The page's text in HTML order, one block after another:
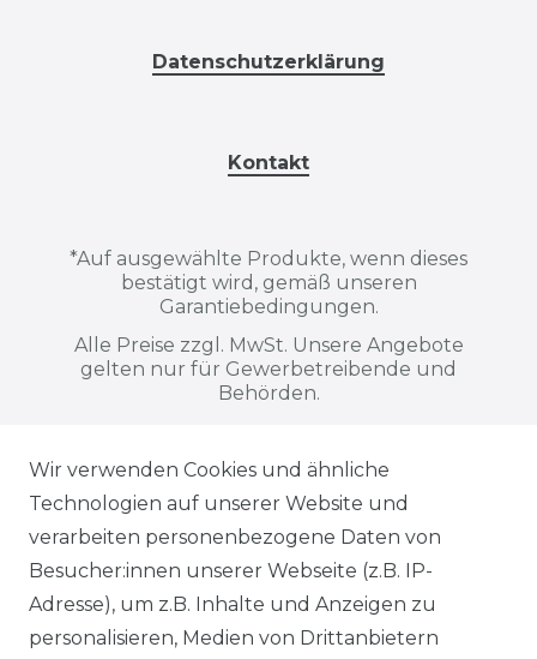
Datenschutzerklärung
Kontakt
*Auf ausgewählte Produkte, wenn dieses
bestätigt wird, gemäß unseren
Garantiebedingungen.
Alle Preise zzgl. MwSt. Unsere Angebote
gelten nur für Gewerbetreibende und
Behörden.
Alle auf dieser Webseite dargestellten
Produkte, Abbildungen, Spezifikationen
und Beschreibungen dienen ausschließlich
der allgemeinen Information. Es wird
ausdrücklich darauf hingewiesen, dass
Abweichungen zwischen den dargestellten
Wir verwenden Cookies und ähnliche
Technologien auf unserer Website und
verarbeiten personenbezogene Daten von
Besucher:innen unserer Webseite (z.B. IP-
Adresse), um z.B. Inhalte und Anzeigen zu
personalisieren, Medien von Drittanbietern